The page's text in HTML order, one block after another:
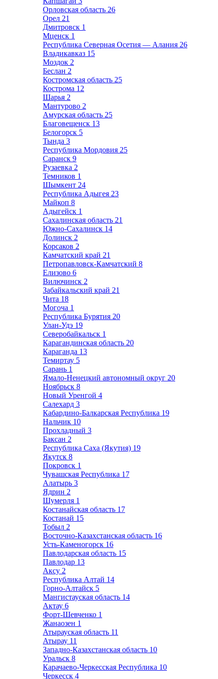
Орловская область 26
Орел 21
Дмитровск 1
Мценск 1
Республика Северная Осетия — Алания 26
Владикавказ 15
Моздок 2
Беслан 2
Костромская область 25
Кострома 12
Шарья 2
Мантурово 2
Амурская область 25
Благовещенск 13
Белогорск 5
Тында 3
Республика Мордовия 25
Саранск 9
Рузаевка 2
Темников 1
Шымкент 24
Республика Адыгея 23
Майкоп 8
Адыгейск 1
Сахалинская область 21
Южно-Сахалинск 14
Долинск 2
Корсаков 2
Камчатский край 21
Петропавловск-Камчатский 8
Елизово 6
Вилючинск 2
Забайкальский край 21
Чита 18
Могоча 1
Республика Бурятия 20
Улан-Удэ 19
Северобайкальск 1
Карагандинская область 20
Караганда 13
Темиртау 5
Сарань 1
Ямало-Ненецкий автономный округ 20
Ноябрьск 8
Новый Уренгой 4
Салехард 3
Кабардино-Балкарская Республика 19
Нальчик 10
Прохладный 3
Баксан 2
Республика Саха (Якутия) 19
Якутск 8
Покровск 1
Чувашская Республика 17
Алатырь 3
Ядрин 2
Шумерля 1
Костанайская область 17
Костанай 15
Тобыл 2
Восточно-Казахстанская область 16
Усть-Каменогорск 16
Павлодарская область 15
Павлодар 13
Аксу 2
Республика Алтай 14
Горно-Алтайск 5
Мангистауская область 14
Актау 6
Форт-Шевченко 1
Жанаозен 1
Атырауская область 11
Атырау 11
Западно-Казахстанская область 10
Уральск 8
Карачаево-Черкесская Республика 10
Черкесск 4